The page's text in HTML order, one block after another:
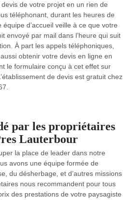
de votre projet en un rien de
téléphonant, durant les heures de
équipe d’accueil veille à ce que votre
envoyé par mail dans l’heure qui suit
À part les appels téléphoniques,
obtenir votre devis en ligne en
le formulaire conçu à cet effet sur
de devis est gratuit chez
par les propriétaires
Lauterbour
la place de leader dans notre
avons une équipe formée de
du désherbage, et d’autres missions
nous recommandent pour tous
des prestations de votre paysagiste